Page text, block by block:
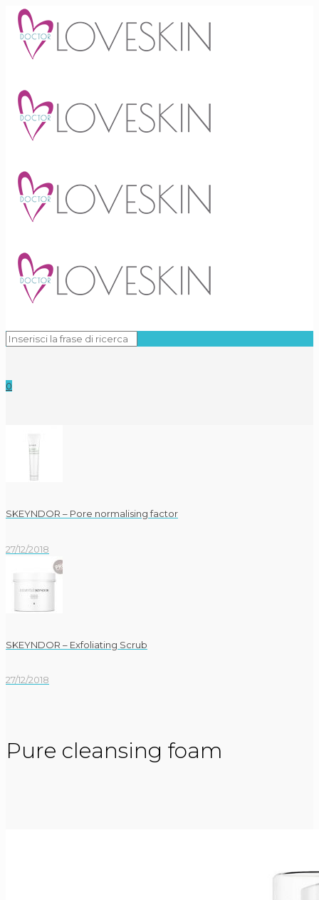
0
SKEYNDOR – Pore normalising factor
27/12/2018
SKEYNDOR – Exfoliating Scrub
27/12/2018
Pure cleansing foam